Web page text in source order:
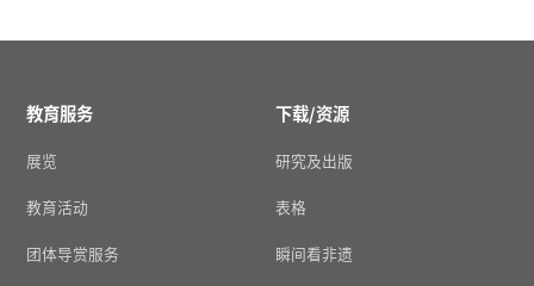
教育服务
展览
教育活动
团体导赏服务
下载/资源
研究及出版
表格
瞬间看非遗